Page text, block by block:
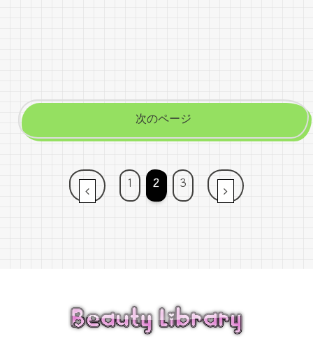
次のページ
前へ
1 2 3
次へ